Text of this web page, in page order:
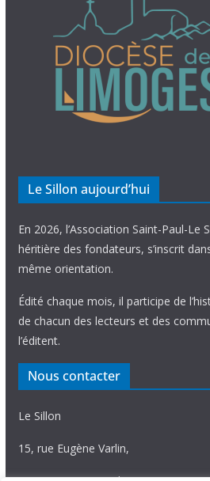
Le Sillon aujourd’hui
En 2026, l’Association Saint-Paul-Le
héritière des fondateurs, s’inscrit
même orientation.
Édité chaque mois, il participe de
de chacun des lecteurs et des
l’éditent.
Nous contacter
Le Sillon
15, rue Eugène Varlin,